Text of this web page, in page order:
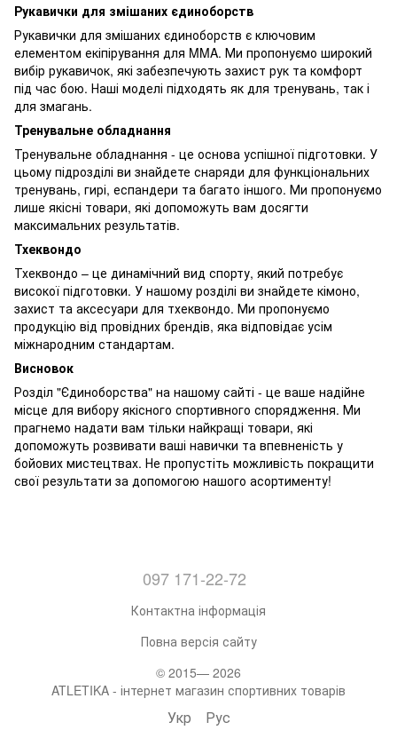
Рукавички для змішаних єдиноборств
Рукавички для змішаних єдиноборств є ключовим
елементом екіпірування для MMA. Ми пропонуємо широкий
вибір рукавичок, які забезпечують захист рук та комфорт
під час бою. Наші моделі підходять як для тренувань, так і
для змагань.
Тренувальне обладнання
Тренувальне обладнання - це основа успішної підготовки. У
цьому підрозділі ви знайдете снаряди для функціональних
тренувань, гирі, еспандери та багато іншого. Ми пропонуємо
лише якісні товари, які допоможуть вам досягти
максимальних результатів.
Тхеквондо
Тхеквондо – це динамічний вид спорту, який потребує
високої підготовки. У нашому розділі ви знайдете кімоно,
захист та аксесуари для тхеквондо. Ми пропонуємо
продукцію від провідних брендів, яка відповідає усім
міжнародним стандартам.
Висновок
Розділ "Єдиноборства" на нашому сайті - це ваше надійне
місце для вибору якісного спортивного спорядження. Ми
прагнемо надати вам тільки найкращі товари, які
допоможуть розвивати ваші навички та впевненість у
бойових мистецтвах. Не пропустіть можливість покращити
свої результати за допомогою нашого асортименту!
097 171-22-72
Контактна інформація
Повна версія сайту
© 2015— 2026
ATLETIKA - інтернет магазин спортивних товарів
Укр Рус